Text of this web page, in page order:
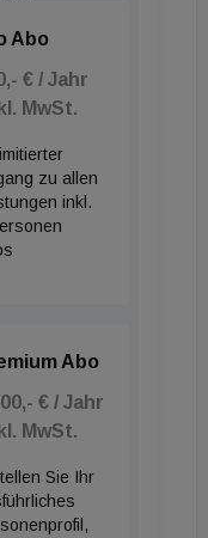
die
so
Abo
€ / Jahr
MwSt.
zu allen
inkl.
Abo
€ / Jahr
MwSt.
Sie Ihr